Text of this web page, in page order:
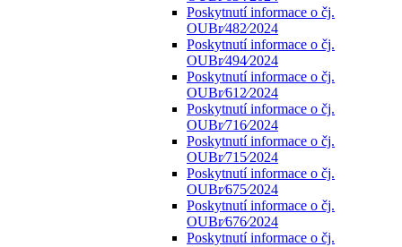
Poskytnutí informace o čj.
OUBr⁄482⁄2024
Poskytnutí informace o čj.
OUBr⁄494⁄2024
Poskytnutí informace o čj.
OUBr⁄612⁄2024
Poskytnutí informace o čj.
OUBr⁄716⁄2024
Poskytnutí informace o čj.
OUBr⁄715⁄2024
Poskytnutí informace o čj.
OUBr⁄675⁄2024
Poskytnutí informace o čj.
OUBr⁄676⁄2024
Poskytnutí informace o čj.